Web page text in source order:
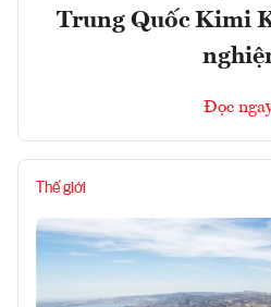
Trung Quốc Kimi
Đọc
Thế giới